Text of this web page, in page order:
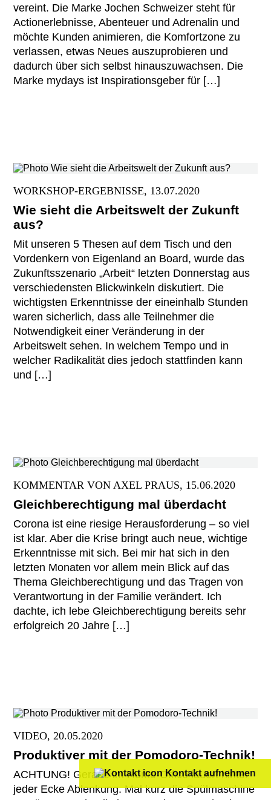
vereint. Die Marke Jochen Schweizer steht für
Actionerlebnisse, Abenteuer und Adrenalin und
möchte Kunden animieren, die Komfortzone zu
verlassen, etwas Neues auszuprobieren und
dadurch über sich selbst hinauszuwachsen. Die
Marke mydays ist Inspirationsgeber für […]
WORKSHOP-ERGEBNISSE, 13.07.2020
Wie sieht die Arbeitswelt der Zukunft
aus?
Mit unseren 5 Thesen auf dem Tisch und den
Vordenkern von Eigenland an Board, wurde das
Zukunftsszenario „Arbeit“ letzten Donnerstag aus
verschiedensten Blickwinkeln diskutiert. Die
wichtigsten Erkenntnisse der eineinhalb Stunden
waren sicherlich, dass alle Teilnehmer die
Notwendigkeit einer Veränderung in der
Arbeitswelt sehen. In welchem Tempo und in
welcher Radikalität dies jedoch stattfinden kann
und […]
KOMMENTAR VON AXEL PRAUS, 15.06.2020
Gleichberechtigung mal überdacht
Corona ist eine riesige Herausforderung – so viel
ist klar. Aber die Krise bringt auch neue, wichtige
Erkenntnisse mit sich. Bei mir hat sich in den
letzten Monaten vor allem mein Blick auf das
Thema Gleichberechtigung und das Tragen von
Verantwortung in der Familie verändert. Ich
dachte, ich lebe Gleichberechtigung bereits sehr
erfolgreich 20 Jahre […]
VIDEO, 20.05.2020
Produktiver mit der Pomodoro-Technik!
ACHTUNG! Gerade im Home-Office lauert hinter
jeder Ecke Ablenkung. Mal kurz die Spülmaschine
Kontakt aufnehmen